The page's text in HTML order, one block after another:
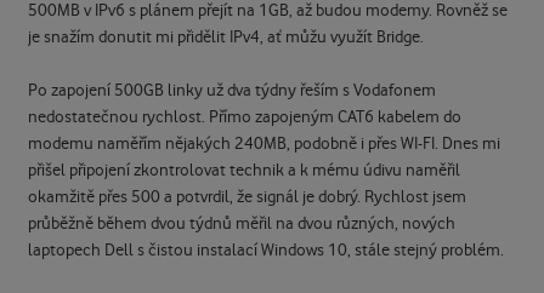
500MB v IPv6 s plánem přejít na 1GB, až budou modemy. Rovněž se
je snažím donutit mi přidělit IPv4, ať můžu využít Bridge.
Po zapojení 500GB linky už dva týdny řeším s Vodafonem
nedostatečnou rychlost. Přímo zapojeným CAT6 kabelem do
modemu naměřím nějakých 240MB, podobně i přes WI-FI. Dnes mi
přišel připojení zkontrolovat technik a k mému údivu naměřil
okamžitě přes 500 a potvrdil, že signál je dobrý. Rychlost jsem
průběžně během dvou týdnů měřil na dvou různých, nových
laptopech Dell s čistou instalací Windows 10, stále stejný problém.